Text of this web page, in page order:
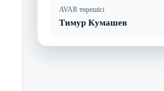
AVAR төрешісі
Тимур Кумашев